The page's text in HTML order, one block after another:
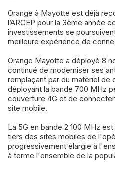
Orange à Mayotte est déjà
l’ARCEP pour la 3ème année
investissements se
meilleure expérience de
Orange Mayotte a déployé 8
continué de moderniser ses
remplaçant par du matériel de
déployant la bande 700 MHz
couverture 4G et de
site mobile.
La 5G en bande 2 100 MHz
tiers des sites mobiles de
progressivement élargie à
à terme l'ensemble de la